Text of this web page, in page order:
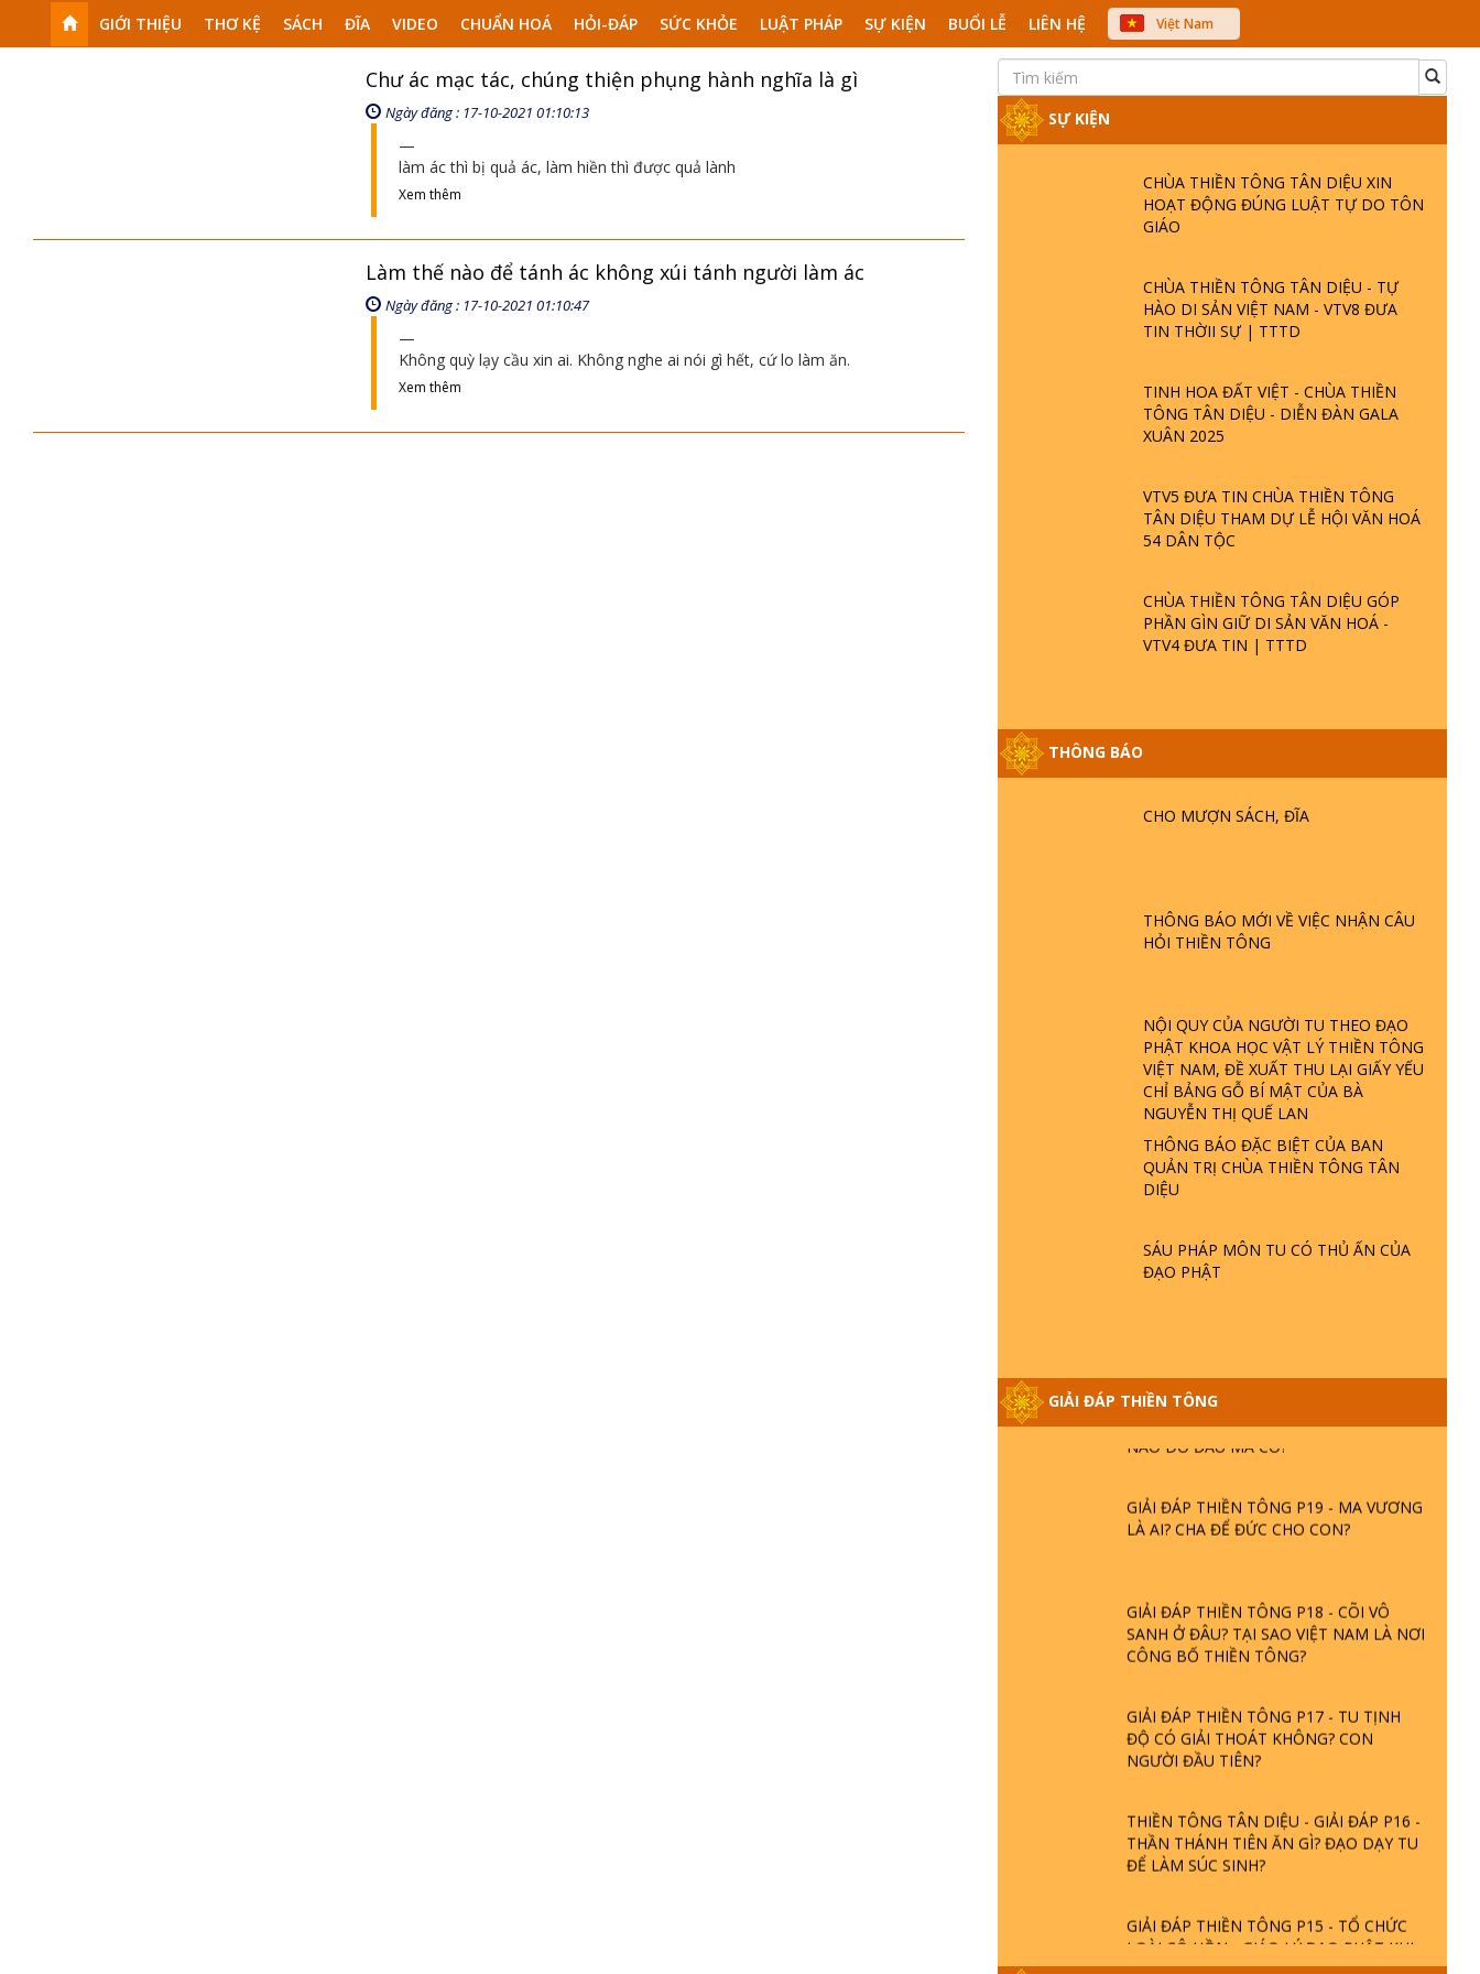
GIỚI THIỆU THƠ KỆ SÁCH ĐĨA VIDEO CHUẨN HOÁ HỎI-ĐÁP SỨC KHỎE LUẬT PHÁP SỰ KIỆN BUỔI LỄ LIÊN HỆ
Việt Nam
中文
Chư ác mạc tác, chúng thiện phụng hành nghĩa là gì
Ngày đăng : 17-10-2021 01:10:13
làm ác thì bị quả ác, làm hiền thì được quả lành
Xem thêm
Làm thế nào để tánh ác không xúi tánh người làm ác
Ngày đăng : 17-10-2021 01:10:47
Không quỳ lạy cầu xin ai. Không nghe ai nói gì hết, cứ lo làm ăn.
Xem thêm
SỰ KIỆN
CHÙA THIỀN TÔNG TÂN DIỆU XIN
HOẠT ĐỘNG ĐÚNG LUẬT TỰ DO TÔN
GIÁO
CHÙA THIỀN TÔNG TÂN DIỆU - TỰ
HÀO DI SẢN VIỆT NAM - VTV8 ĐƯA
TIN THỜII SỰ | TTTD
TINH HOA ĐẤT VIỆT - CHÙA THIỀN
TÔNG TÂN DIỆU - DIỄN ĐÀN GALA
XUÂN 2025
VTV5 ĐƯA TIN CHÙA THIỀN TÔNG
TÂN DIỆU THAM DỰ LỄ HỘI VĂN HOÁ
54 DÂN TỘC
CHÙA THIỀN TÔNG TÂN DIỆU GÓP
PHẦN GÌN GIỮ DI SẢN VĂN HOÁ -
VTV4 ĐƯA TIN | TTTD
THÔNG BÁO
CHO MƯỢN SÁCH, ĐĨA
THÔNG BÁO MỚI VỀ VIỆC NHẬN CÂU
HỎI THIỀN TÔNG
NỘI QUY CỦA NGƯỜI TU THEO ĐẠO
PHẬT KHOA HỌC VẬT LÝ THIỀN TÔNG
VIỆT NAM, ĐỀ XUẤT THU LẠI GIẤY YẾU
CHỈ BẢNG GỖ BÍ MẬT CỦA BÀ
NGUYỄN THỊ QUẾ LAN
THÔNG BÁO ĐẶC BIỆT CỦA BAN
QUẢN TRỊ CHÙA THIỀN TÔNG TÂN
DIỆU
SÁU PHÁP MÔN TU CÓ THỦ ẤN CỦA
ĐẠO PHẬT
GIẢI ĐÁP THIỀN TÔNG
GIẢI ĐÁP ĐẶC BIỆT P25 - SUỐT 49 NĂM
PHẬT KHÔNG NÓI? HỘI LONG HOA LÀ
HỘI GÌ? TỬ VÌ ĐẠO
PHẬT GIỚI CÓ THỜI GIAN KHÔNG? |
TTTD
TRỜI LÀ AI? QUỶ SA TĂNG? | TTTD
GIẢI ĐÁP THIỀN TÔNG ĐẶC BIỆT P22 -
TẠI SAO TRÁI ĐẤT NHIỀU THIÊN TAI - LŨ
LỤT - HỎA HOẠN | TTTD
GIẢI ĐÁP THIỀN TÔNG ĐẶC BIỆT P21 -
TẠI SAO ĐỨC PHẬT BƯỚC ĐI 7 BƯỚC
GIẢI ĐÁP VỀ LỄ TIỄN THIỀN TÔNG SƯ
GIẢI ĐÁP THIỀN TÔNG ĐẶC BIỆT PHẦN
20 - BÁC NGUYỄN NHÂN LÀ AI? PHIỀN
GIẢI ĐÁP THIỀN TÔNG P19 - MA VƯƠNG
LÀ AI? CHA ĐỂ ĐỨC CHO CON?
GIẢI ĐÁP THIỀN TÔNG P18 - CÕI VÔ
SANH Ở ĐÂU? TẠI SAO VIỆT NAM LÀ NƠI
CÔNG BỐ THIỀN TÔNG?
GIẢI ĐÁP THIỀN TÔNG P17 - TU TỊNH
ĐỘ CÓ GIẢI THOÁT KHÔNG? CON
NGƯỜI ĐẦU TIÊN?
THIỀN TÔNG TÂN DIỆU - GIẢI ĐÁP P16 -
THẦN THÁNH TIÊN ĂN GÌ? ĐẠO DẠY TU
ĐỂ LÀM SÚC SINH?
GIẢI ĐÁP THIỀN TÔNG P15 - TỔ CHỨC
LOÀI CÔ HỒN - GIÁO LÝ ĐẠO PHẬT KHI